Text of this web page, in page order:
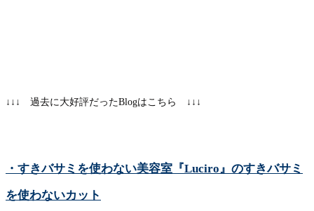
↓↓↓ 過去に大好評だったBlogはこちら ↓↓↓
・すきバサミを使わない美容室『Luciro』のすきバサミ
を使わないカット